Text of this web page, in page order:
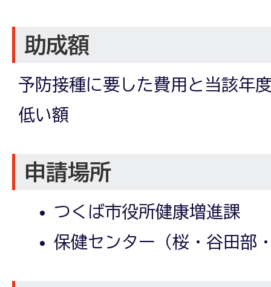
助成額
予防接種に要した費用と当該年
低い額
申請場所
つくば市役所健康増進課
保健センター（桜・谷田部